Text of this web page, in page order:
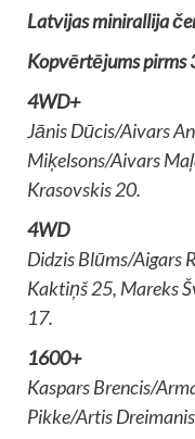
Latvijas minirallija
Kopvērtējums pirms
4WD+
Jānis Dūcis/Aivars
Miķelsons/Aivars
Krasovskis 20.
4WD
Didzis Blūms/Aigars
Kaktiņš 25, Mareks
17.
1600+
Kaspars Brencis/
Pikke/Artis